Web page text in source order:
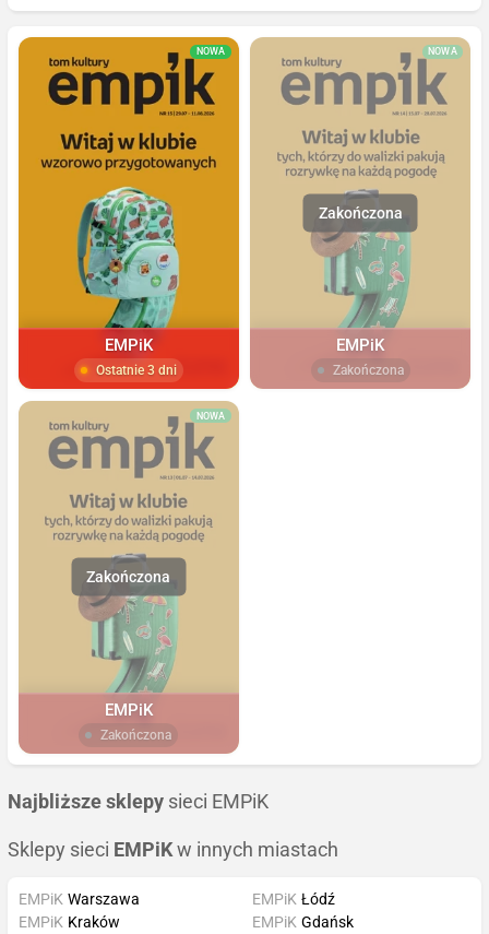
NOWA
EMPiK
Ostatnie 3 dni
NOWA
EMPiK
Zakończona
NOWA
EMPiK
Zakończona
Najbliższe sklepy sieci EMPiK
Sklepy sieci EMPiK w innych miastach
EMPiK Warszawa
EMPiK Kraków
EMPiK Łódź
EMPiK Gdańsk